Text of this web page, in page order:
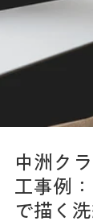
中洲ク
工事例
で描く